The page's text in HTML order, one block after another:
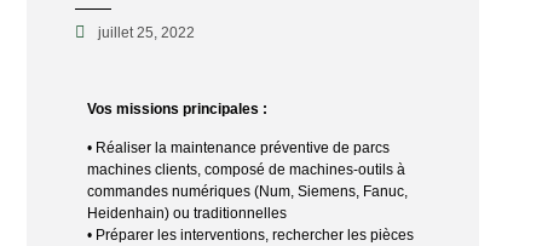
juillet 25, 2022
Vos missions principales :
• Réaliser la maintenance préventive de parcs
machines clients, composé de machines-outils à
commandes numériques (Num, Siemens, Fanuc,
Heidenhain) ou traditionnelles
• Préparer les interventions, rechercher les pièces